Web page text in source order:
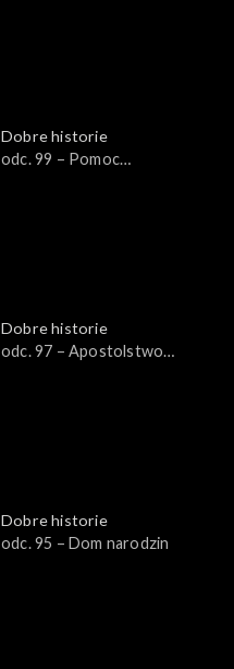
Dobre historie
odc. 99 – Pomoc
Dobre historie
odc. 97 – Apostolstwo
Dobre historie
odc. 95 – Dom narodzin